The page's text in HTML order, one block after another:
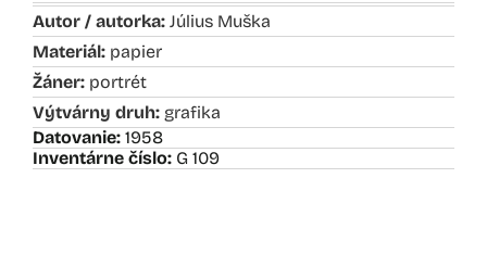
Autor / autorka: Július Muška
Materiál: papier
Žáner: portrét
Výtvárny druh: grafika
Datovanie: 1958
Inventárne číslo: G 109